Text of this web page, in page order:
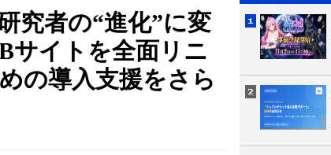
究者の“進化”に変
サイトを全面リニ
の導入支援をさら